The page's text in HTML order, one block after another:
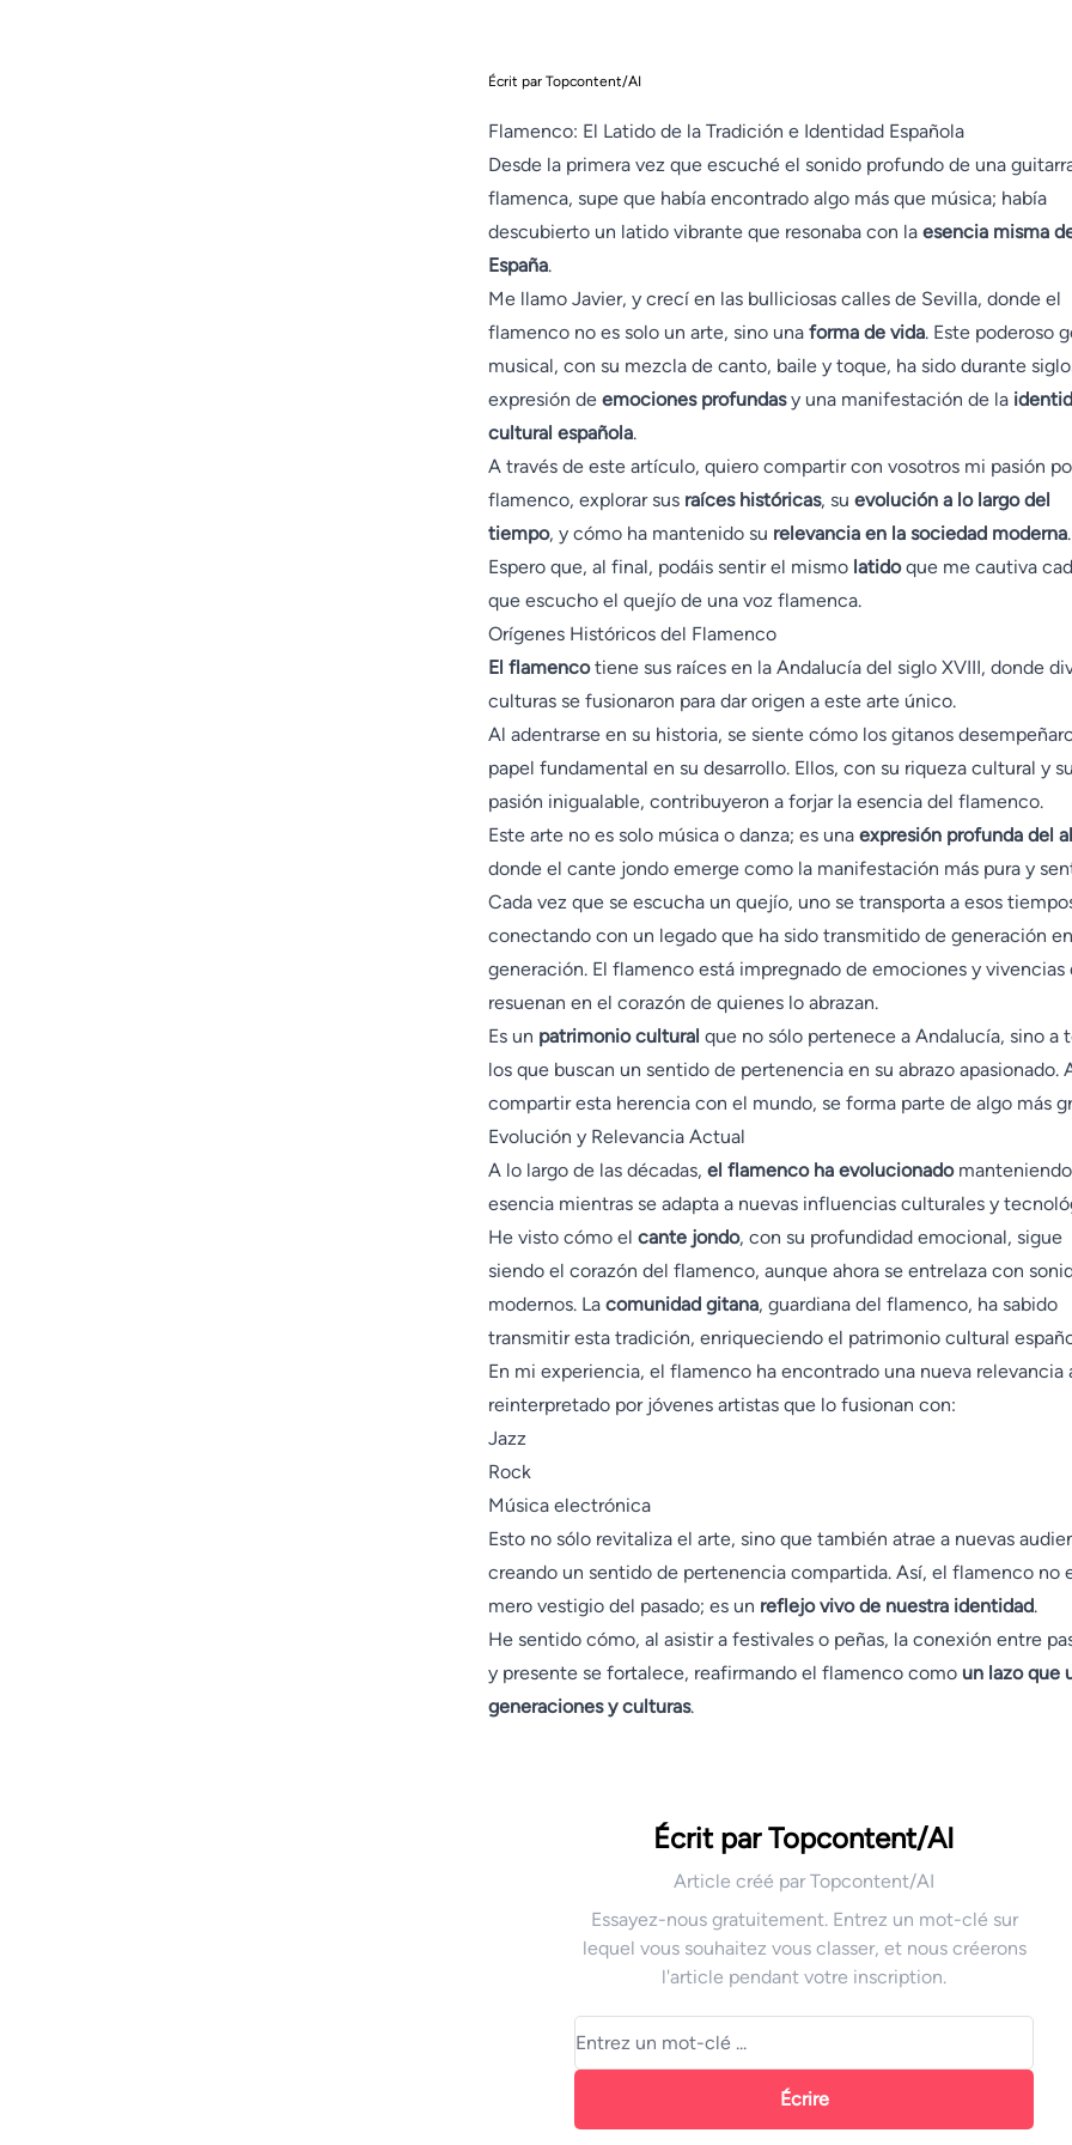
Écrit par Topcontent/AI
Flamenco: El Latido de la Tradición e Identidad Española
Desde la primera vez que escuché el sonido profundo de una
flamenca, supe que había encontrado algo más que música; había
descubierto un latido vibrante que resonaba con la esencia misma
España.
Me llamo Javier, y crecí en las bulliciosas calles de Sevilla, donde el
flamenco no es solo un arte, sino una forma de vida. Este poderoso
musical, con su mezcla de canto, baile y toque, ha sido durante
expresión de emociones profundasy una manifestación de la
cultural española.
A través de este artículo, quiero compartir con vosotros mi pasión
flamenco, explorar sus raíces históricas, su evolución a lo largo del
tiempo, y cómo ha mantenido su relevancia en la sociedad moderna.
Espero que, al final, podáis sentir el mismo latidoque me cautiva
que escucho el quejío de una voz flamenca.
Orígenes Históricos del Flamenco
El flamencotiene sus raíces en la Andalucía del siglo XVIII, donde
culturas se fusionaron para dar origen a este arte único.
Al adentrarse en su historia, se siente cómo los gitanos
papel fundamental en su desarrollo. Ellos, con su riqueza cultural y su
pasión inigualable, contribuyeron a forjar la esencia del flamenco.
Este arte no es solo música o danza; es una expresión profunda del
donde el cante jondo emerge como la manifestación más pura y
Cada vez que se escucha un quejío, uno se transporta a esos
conectando con un legado que ha sido transmitido de generación en
generación. El flamenco está impregnado de emociones y vivencias
resuenan en el corazón de quienes lo abrazan.
Es un patrimonio cultural que no sólo pertenece a Andalucía, sino a
los que buscan un sentido de pertenencia en su abrazo apasionado.
compartir esta herencia con el mundo, se forma parte de algo más
Evolución y Relevancia Actual
A lo largo de las décadas, el flamenco ha evolucionado
esencia mientras se adapta a nuevas influencias culturales y
He visto cómo el cante jondo, con su profundidad emocional, sigue
siendo el corazón del flamenco, aunque ahora se entrelaza con
modernos. La comunidad gitana, guardiana del flamenco, ha sabido
transmitir esta tradición, enriqueciendo el patrimonio cultural
En mi experiencia, el flamenco ha encontrado una nueva relevancia
reinterpretado por jóvenes artistas que lo fusionan con:
Jazz
Rock
Música electrónica
Esto no sólo revitaliza el arte, sino que también atrae a nuevas
creando un sentido de pertenencia compartida. Así, el flamenco no
mero vestigio del pasado; es un reflejo vivo de nuestra identidad.
He sentido cómo, al asistir a festivales o peñas, la conexión entre
y presente se fortalece, reafirmando el flamenco como un lazo que
generaciones y culturas.
Écrit par Topcontent/AI
Article créé par Topcontent/AI
Essayez-nous gratuitement. Entrez un mot-clé sur
lequel vous souhaitez vous classer, et nous créerons
l'article pendant votre inscription.
Écrire